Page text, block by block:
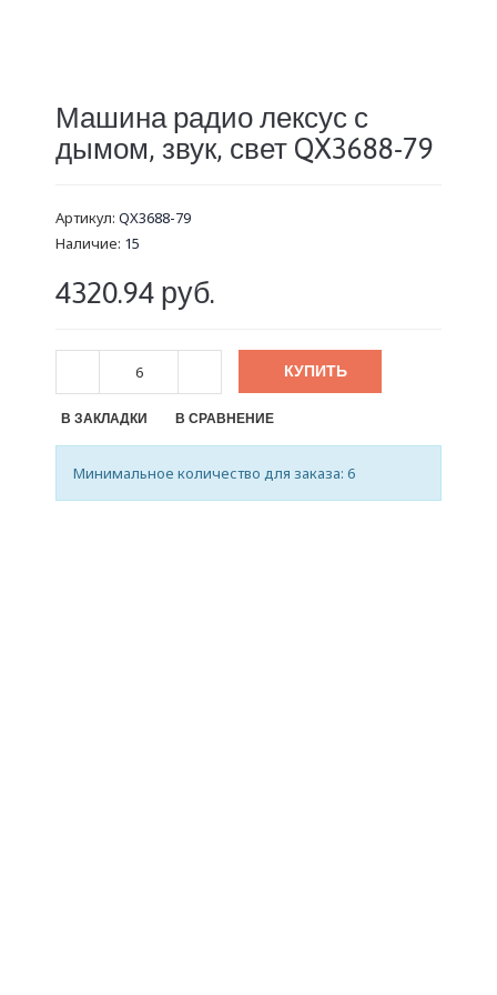
Машина радио лексус с
дымом, звук, свет QX3688-79
Артикул: QX3688-79
Наличие: 15
4320.94 руб.
КУПИТЬ
В ЗАКЛАДКИ В СРАВНЕНИЕ
Минимальное количество для заказа: 6